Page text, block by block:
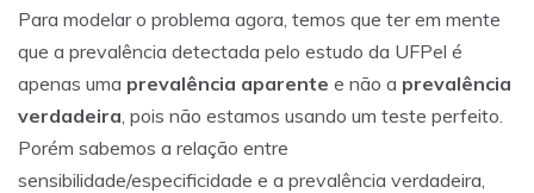
Para modelar o problema agora, temos que ter em mente
que a prevalência detectada pelo estudo da UFPel é
apenas uma prevalência aparente e não a prevalência
verdadeira , pois não estamos usando um teste perfeito.
Porém sabemos a relação entre
sensibilidade/especificidade e a prevalência verdadeira,